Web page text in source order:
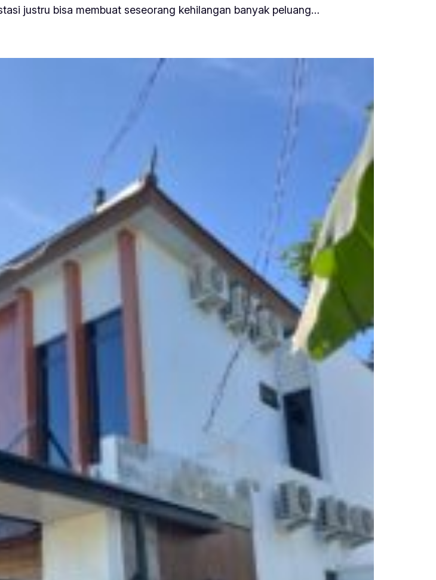
justru bisa membuat seseorang kehilangan banyak peluang…